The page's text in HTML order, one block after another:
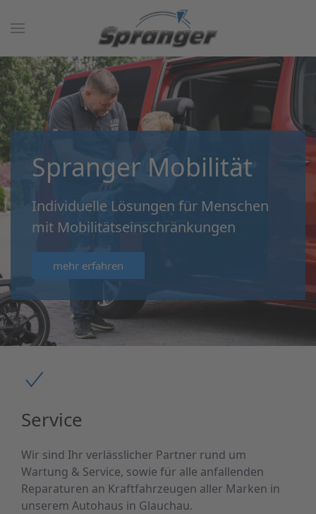
Spranger Mobilität
Individuelle Lösungen für Menschen
mit Mobilitätseinschränkungen
mehr erfahren
Service
Wir sind Ihr verlässlicher Partner rund um
Wartung & Service, sowie für alle anfallenden
Reparaturen an Kraftfahrzeugen aller Marken in
unserem Autohaus in Glauchau.